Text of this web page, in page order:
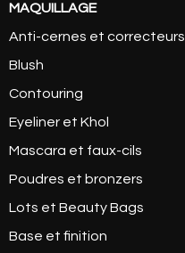
MAQUILLAGE
Anti-cernes et correcteurs
Blush
Contouring
Eyeliner et Khol
Mascara et faux-cils
Poudres et bronzers
Lots et Beauty Bags
Base et finition